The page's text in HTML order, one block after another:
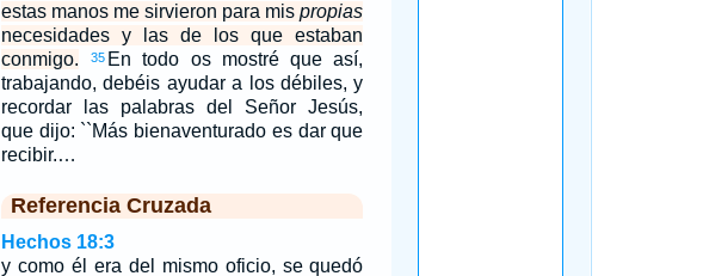
estas manos me sirvieron para mispropias
necesidades y las de los que estaban
conmigo.
35 En todo os mostré que así,
trabajando, debéis ayudar a los débiles, y
recordar las palabras del Señor Jesús,
que dijo: ``Más bienaventurado es dar que
recibir.…
Referencia Cruzada
Hechos 18:3
y como él era del mismo oficio, se quedó